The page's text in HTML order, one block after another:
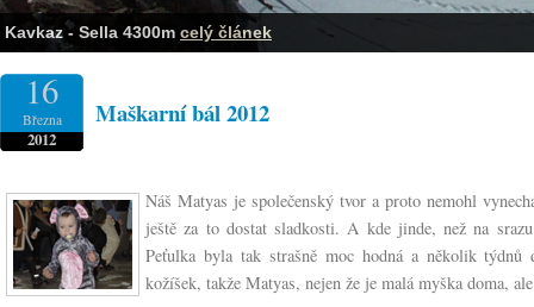
Kavkaz - Sella 4300m celý článek
16
Března
2012
Maškarní bál 2012
Náš Matyas je společenský tvor a proto nemohl
ještě za to dostat sladkosti. A kde jinde, než na
Peťulka byla tak strašně moc hodná a několik týdnů
kožíšek, takže Matyas, nejen že je malá myška doma,